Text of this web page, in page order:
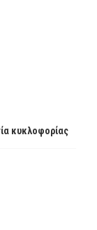
κυκλοφορίας